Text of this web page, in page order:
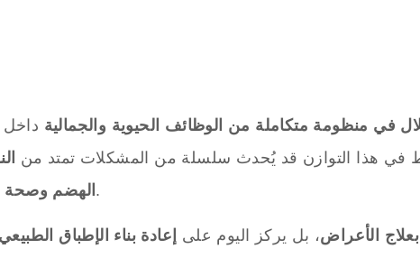
في منظومة متكاملة من الوظائف الحيوية والجمالية
في هذا التوازن قد يُحدث سلسلة من المشكلات تمتد من
الهضم وصحة .
الأعراض، بل يركز اليوم على
إعادة بناء الإطباق